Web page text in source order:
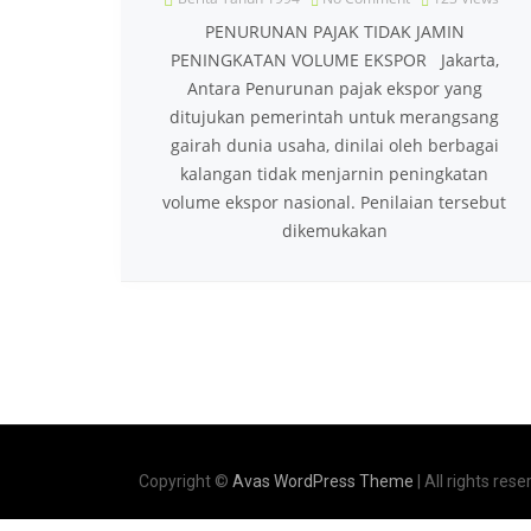
PENURUNAN PAJAK TIDAK JAMIN
PENINGKATAN VOLUME EKSPOR Jakarta,
Antara Penurunan pajak ekspor yang
ditujukan pemerintah untuk merangsang
gairah dunia usaha, dinilai oleh berbagai
kalangan tidak menjarnin peningkatan
volume ekspor nasional. Penilaian tersebut
dikemukakan
Copyright © Avas WordPress Theme | All rights